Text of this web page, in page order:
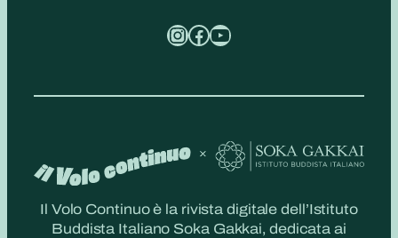
InstagramFacebook YouTube
Il Volo Continuo è la rivista digitale dell’Istituto
Buddista Italiano Soka Gakkai, dedicata ai